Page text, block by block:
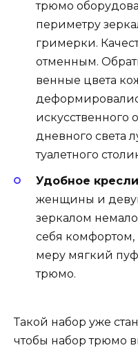
трюмо
периметру
гримерки.
отменным.
венные цвета
дневного света
туалетного
Удобное
женщины и
зеркалом
себя
меру мягкий
трюмо.
Такой набор уже
чтобы набор трюмо